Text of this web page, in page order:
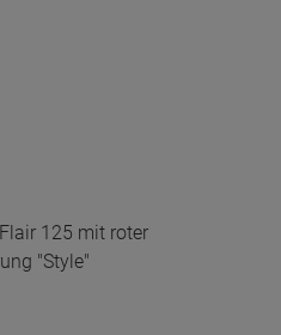
125 mit roter
"Style"